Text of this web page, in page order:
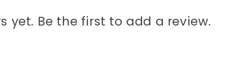
yet. Be the first to add a review.